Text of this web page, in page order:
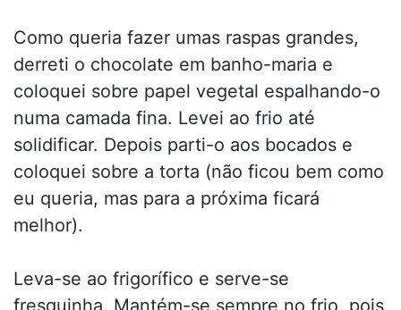
Como queria fazer umas raspas grandes,
derreti o chocolate em banho-maria e
coloquei sobre papel vegetal espalhando-o
numa camada fina. Levei ao frio até
solidificar. Depois parti-o aos bocados e
coloquei sobre a torta (não ficou bem como
eu queria, mas para a próxima ficará
melhor).
Leva-se ao frigorífico e serve-se
fresquinha. Mantém-se sempre no frio, pois